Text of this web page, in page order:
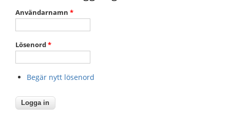
Användarnamn *
Lösenord*
Begär nytt lösenord